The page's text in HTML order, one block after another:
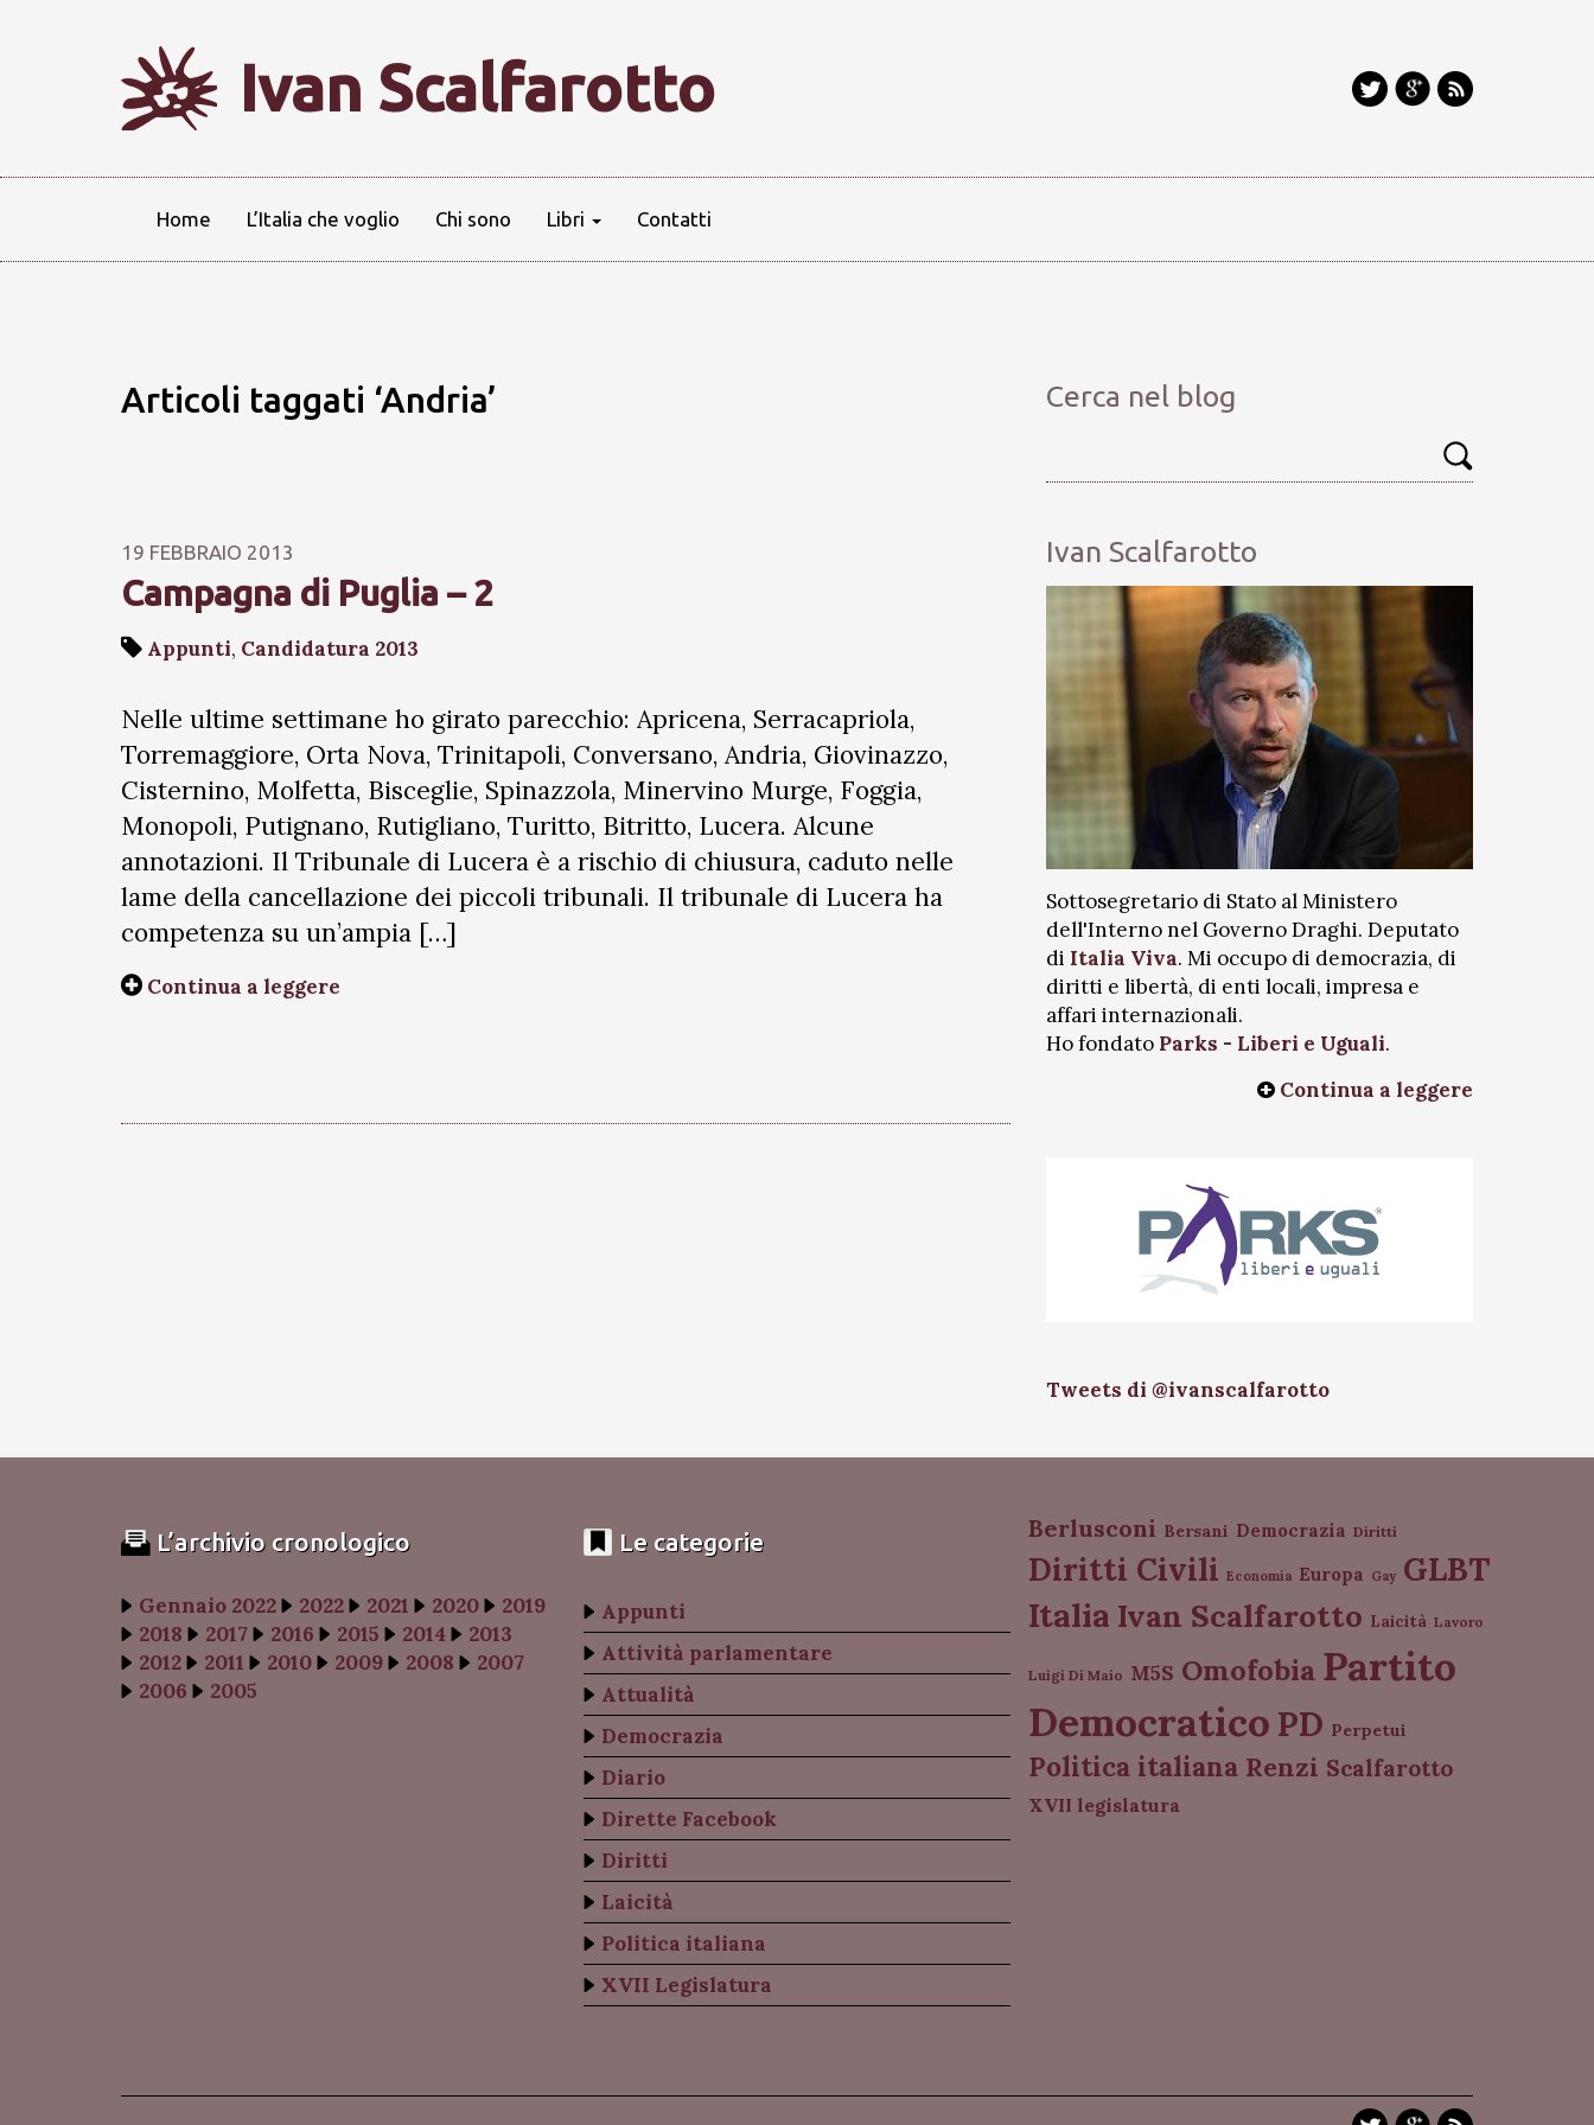
Ivan Scalfarotto
Home L’Italia che voglio Chi sono Libri Contatti
Articoli taggati ‘Andria’
19 FEBBRAIO 2013
Campagna di Puglia – 2
Appunti, Candidatura 2013
Nelle ultime settimane ho girato parecchio: Apricena, Serracapriola,
Torremaggiore, Orta Nova, Trinitapoli, Conversano, Andria, Giovinazzo,
Cisternino, Molfetta, Bisceglie, Spinazzola, Minervino Murge, Foggia,
Monopoli, Putignano, Rutigliano, Turitto, Bitritto, Lucera. Alcune
annotazioni. Il Tribunale di Lucera è a rischio di chiusura, caduto nelle
lame della cancellazione dei piccoli tribunali. Il tribunale di Lucera ha
competenza su un’ampia […]
Continua a leggere
Cerca nel blog
Ivan Scalfarotto
Sottosegretario di Stato al Ministero
dell'Interno nel Governo Draghi. Deputato
di Italia Viva. Mi occupo di democrazia, di
diritti e libertà, di enti locali, impresa e
affari internazionali.
Ho fondato Parks - Liberi e Uguali.
Continua a leggere
Tweets di @ivanscalfarotto
L’archivio cronologico
Gennaio 2022 2022 2021 2020
2019
2018
2017 2016 2015 2014
2013
2012
2011 2010 2009 2008
2007
2006
2005
Le categorie
Appunti
Attività parlamentare
Attualità
Democrazia
Diario
Dirette Facebook
Diritti
Laicità
Politica italiana
XVII Legislatura
Berlusconi Bersani Democrazia Diritti
Diritti Civili Economia Europa Gay GLBT
Italia Ivan Scalfarotto Laicità Lavoro
Luigi Di Maio M5S Omofobia Partito
Democratico PD Perpetui
Politica italiana Renzi Scalfarotto
XVII legislatura